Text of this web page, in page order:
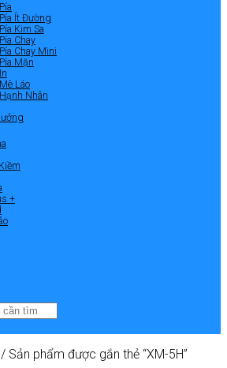
Ít Đường
Kim Sa
Chay
Chay Mini
Mặn
Láo
Nhân
+
/ Sản phẩm được gắn thẻ “XM-5H”